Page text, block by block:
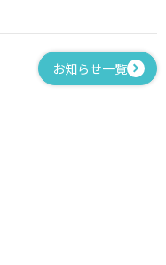
お知らせ一覧